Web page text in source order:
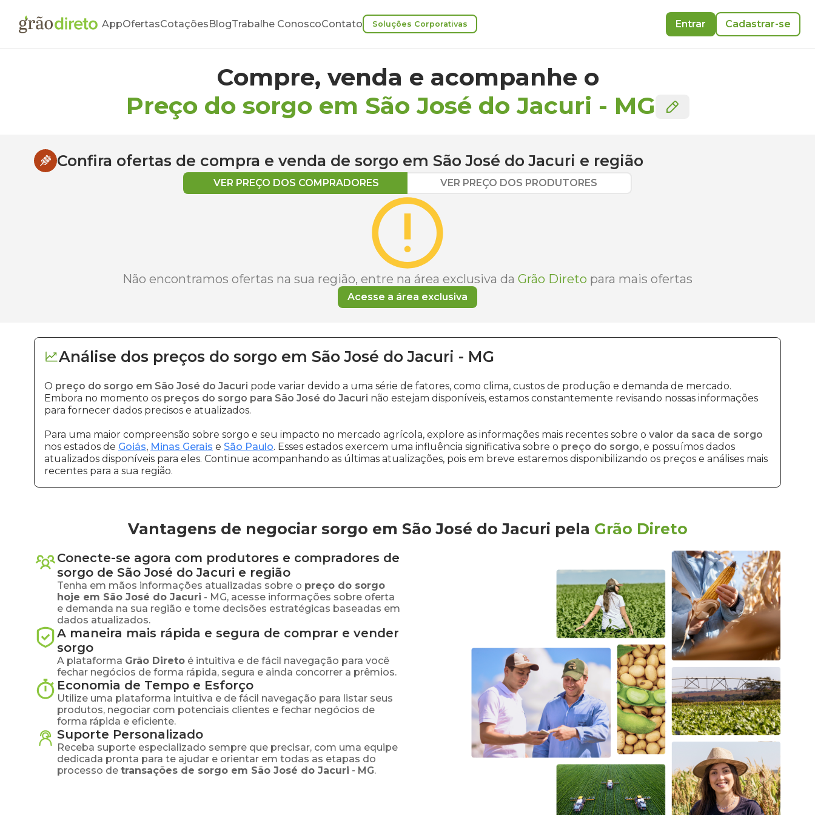
AppOfertasCotaçõesBlogTrabalhe ConoscoContato Soluções Corporativas Entrar Cadastrar-se
Compre, venda e acompanhe o
Preço do sorgo em São José do Jacuri - MG
Confira ofertas de compra e venda de sorgo em São José do Jacuri e região
VER PREÇO DOS COMPRADORES VER PREÇO DOS PRODUTORES
Não encontramos ofertas na sua região, entre na área exclusiva da Grão Direto para mais ofertas
Acesse a área exclusiva
Análise dos preços do sorgo em São José do Jacuri - MG
O preço do sorgo em São José do Jacuri pode variar devido a uma série de fatores, como clima, custos de produção e demanda de mercado.
Embora no momento os preços do sorgo para São José do Jacuri não estejam disponíveis, estamos constantemente revisando nossas informações
para fornecer dados precisos e atualizados.
Para uma maior compreensão sobre sorgo e seu impacto no mercado agrícola, explore as informações mais recentes sobre o valor da saca de sorgo
nos estados de Goiás, Minas Gerais e São Paulo. Esses estados exercem uma influência significativa sobre o preço do sorgo, e possuímos dados
atualizados disponíveis para eles. Continue acompanhando as últimas atualizações, pois em breve estaremos disponibilizando os preços e análises mais
recentes para a sua região.
Vantagens de negociar sorgo em São José do Jacuri pela Grão Direto
Conecte-se agora com produtores e compradores de
sorgo de São José do Jacuri e região
Tenha em mãos informações atualizadas sobre o preço do sorgo
hoje em São José do Jacuri - MG, acesse informações sobre oferta
e demanda na sua região e tome decisões estratégicas baseadas em
dados atualizados.
A maneira mais rápida e segura de comprar e vender
sorgo
A plataforma Grão Direto é intuitiva e de fácil navegação para você
fechar negócios de forma rápida, segura e ainda concorrer a prêmios.
Economia de Tempo e Esforço
Utilize uma plataforma intuitiva e de fácil navegação para listar seus
produtos, negociar com potenciais clientes e fechar negócios de
forma rápida e eficiente.
Suporte Personalizado
Receba suporte especializado sempre que precisar, com uma equipe
dedicada pronta para te ajudar e orientar em todas as etapas do
processo de transações de sorgo em São José do Jacuri - MG.